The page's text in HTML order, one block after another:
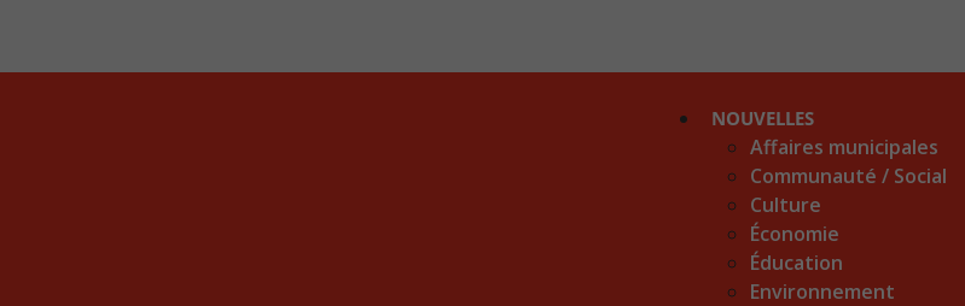
NOUVELLES
Affaires municipales
Communauté / Social
Culture
Économie
Éducation
Environnement